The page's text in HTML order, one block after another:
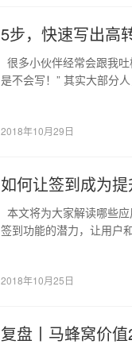
5步，快速写出高
很多小伙伴经常会跟我
是不会写！” 其实大部分
2018年10月29日
如何让签到成为提
本文将为大家解读哪些
签到功能的潜力，让用户
2018年10月25日
复盘丨马蜂窝价